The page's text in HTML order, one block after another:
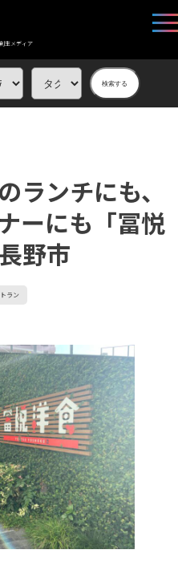
生メディア
検索する
ランチにも、
ーにも「冨悦
野市
ラン